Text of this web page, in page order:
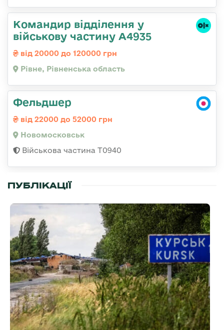
Командир відділення у
військову частину А4935
від 20000 до 120000 грн
Рівне, Рівненська область
Фельдшер
від 22000 до 52000 грн
Новомосковськ
Військова частина Т0940
ПУБЛІКАЦІЇ